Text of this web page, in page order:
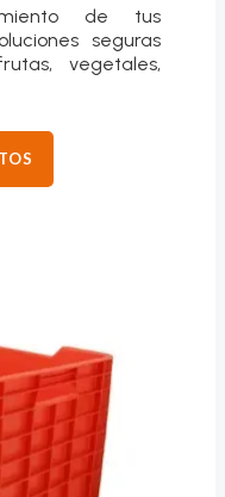
de tus
seguras
vegetales,